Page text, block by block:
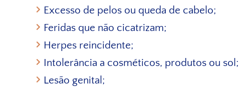
Excesso de pelos ou queda de cabelo;
Feridas que não cicatrizam;
Herpes reincidente;
Intolerância a cosméticos, produtos ou sol;
Lesão genital;